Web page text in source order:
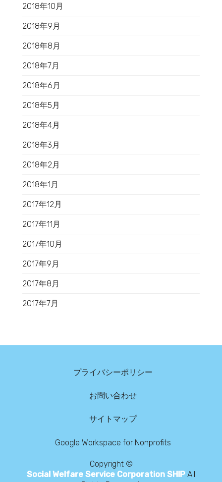
2018年10月
2018年9月
2018年8月
2018年7月
2018年6月
2018年5月
2018年4月
2018年3月
2018年2月
2018年1月
2017年12月
2017年11月
2017年10月
2017年9月
2017年8月
2017年7月
プライバシーポリシー
お問い合わせ
サイトマップ
Google Workspace for Nonprofits
Copyright ©
Social Welfare Service Corporation SHIP All